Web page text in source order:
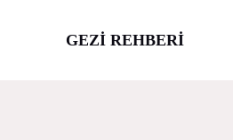
GEZİ REHBERİ